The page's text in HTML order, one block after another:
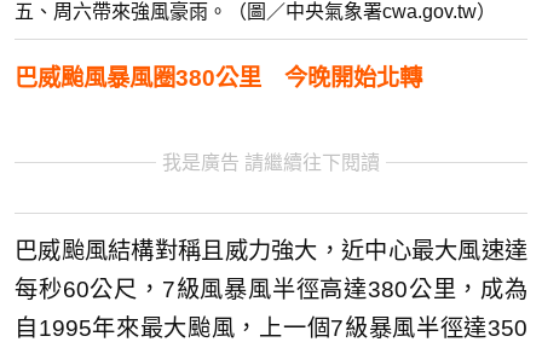
五、周六帶來強風豪雨。（圖／中央氣象署cwa.gov.tw）
巴威颱風暴風圈380公里 今晚開始北轉
我是廣告 請繼續往下閱讀
巴威颱風結構對稱且威力強大，近中心最大風速達
每秒60公尺，7級風暴風半徑高達380公里，成為
自1995年來最大颱風，上一個7級暴風半徑達350